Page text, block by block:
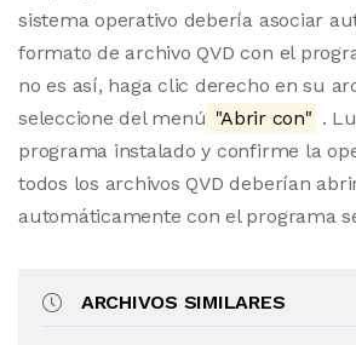
sistema operativo debería asociar
formato de archivo QVD con el
no es así, haga clic derecho en su
seleccione del menú "Abrir con" .
programa instalado y confirme la
todos los archivos QVD deberían
automáticamente con el programa
ARCHIVOS SIMILARES